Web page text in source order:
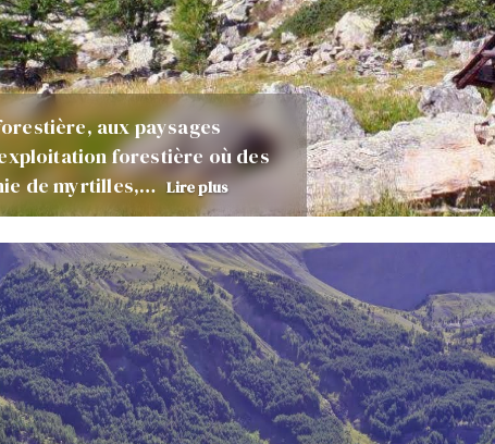
aux paysages
forestière où des
de myrtilles,… Lire plus